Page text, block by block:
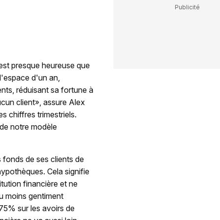
presque heureuse que
d'un an,
réduisant sa fortune à
client», assure Alex
chiffres trimestriels.
notre modèle
de ses clients de
Cela signifie
financière et ne
moins gentiment
sur les avoirs de